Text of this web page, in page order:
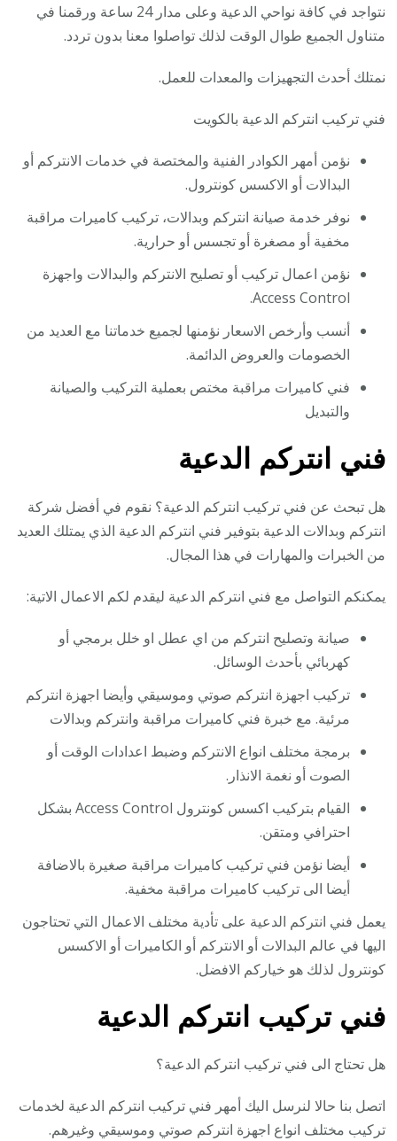
نتواجد في كافة نواحي الدعية وعلى مدار 24 ساعة ورقمنا في
متناول الجميع طوال الوقت لذلك تواصلوا معنا بدون تردد.
نمتلك أحدث التجهيزات والمعدات للعمل.
فني تركيب انتركم الدعية بالكويت
نؤمن أمهر الكوادر الفنية والمختصة في خدمات الانتركم أو
البدالات أو الاكسس كونترول.
نوفر خدمة صيانة انتركم وبدالات، تركيب كاميرات مراقبة
مخفية أو مصغرة أو تجسس أو حرارية.
نؤمن اعمال تركيب أو تصليح الانتركم والبدالات واجهزة
Access Control.
أنسب وأرخص الاسعار نؤمنها لجميع خدماتنا مع العديد من
الخصومات والعروض الدائمة.
فني كاميرات مراقبة مختص بعملية التركيب والصيانة
والتبديل
فني انتركم الدعية
هل تبحث عن فني تركيب انتركم الدعية؟ نقوم في أفضل شركة
انتركم وبدالات الدعية بتوفير فني انتركم الدعية الذي يمتلك العديد
من الخبرات والمهارات في هذا المجال.
يمكنكم التواصل مع فني انتركم الدعية ليقدم لكم الاعمال الاتية:
صيانة وتصليح انتركم من اي عطل او خلل برمجي أو
كهربائي بأحدث الوسائل.
تركيب اجهزة انتركم صوتي وموسيقي وأيضا اجهزة انتركم
مرئية. مع خبرة فني كاميرات مراقبة وانتركم وبدالات
برمجة مختلف انواع الانتركم وضبط اعدادات الوقت أو
الصوت أو نغمة الانذار.
القيام بتركيب اكسس كونترول Access Control بشكل
احترافي ومتقن.
أيضا نؤمن فني تركيب كاميرات مراقبة صغيرة بالاضافة
أيضا الى تركيب كاميرات مراقبة مخفية.
يعمل فني انتركم الدعية على تأدية مختلف الاعمال التي تحتاجون
اليها في عالم البدالات أو الانتركم أو الكاميرات أو الاكسس
كونترول لذلك هو خياركم الافضل.
فني تركيب انتركم الدعية
هل تحتاج الى فني تركيب انتركم الدعية؟
اتصل بنا حالا لنرسل اليك أمهر فني تركيب انتركم الدعية لخدمات
تركيب مختلف انواع اجهزة انتركم صوتي وموسيقي وغيرهم.